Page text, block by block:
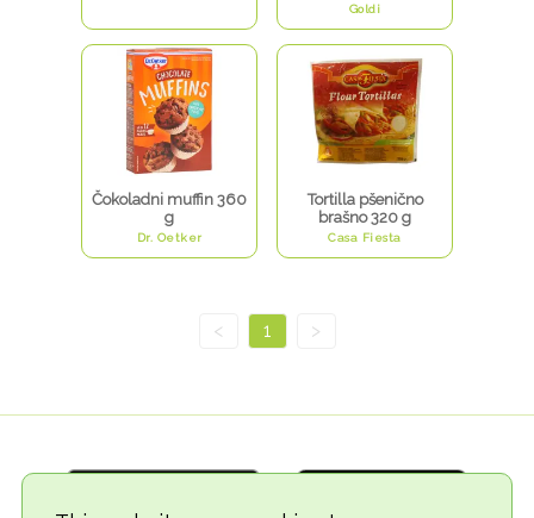
Goldi
Čokoladni muffin 360
g
Dr. Oetker
Tortilla pšenično
brašno 320 g
Casa Fiesta
< 1 >